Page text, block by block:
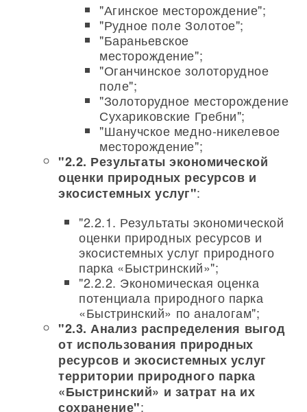
"Агинское месторождение";
"Рудное поле Золотое";
"Бараньевское
месторождение";
"Оганчинское золоторудное
поле";
"Золоторудное месторождение
Сухариковские Гребни";
"Шанучское медно-никелевое
месторождение";
"2.2. Результаты экономической
оценки природных ресурсов и
экосистемных услуг":
"2.2.1. Результаты экономической
оценки природных ресурсов и
экосистемных услуг природного
парка «Быстринский»";
"2.2.2. Экономическая оценка
потенциала природного парка
«Быстринский» по аналогам";
"2.3. Анализ распределения выгод
от использования природных
ресурсов и экосистемных услуг
территории природного парка
«Быстринский» и затрат на их
сохранение":